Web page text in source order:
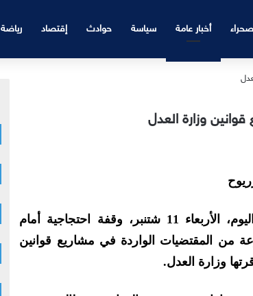
أخبار عامة سياسة حوادث إقتصاد رياضة
وزارة العدل
نظمت هيئة المحامين بالناظور صباح اليوم، الأربعاء 11 شتنبر، وقفة احتجاجية أمام
من المقتضيات الواردة في مشاريع قوانين
وزارة العدل.